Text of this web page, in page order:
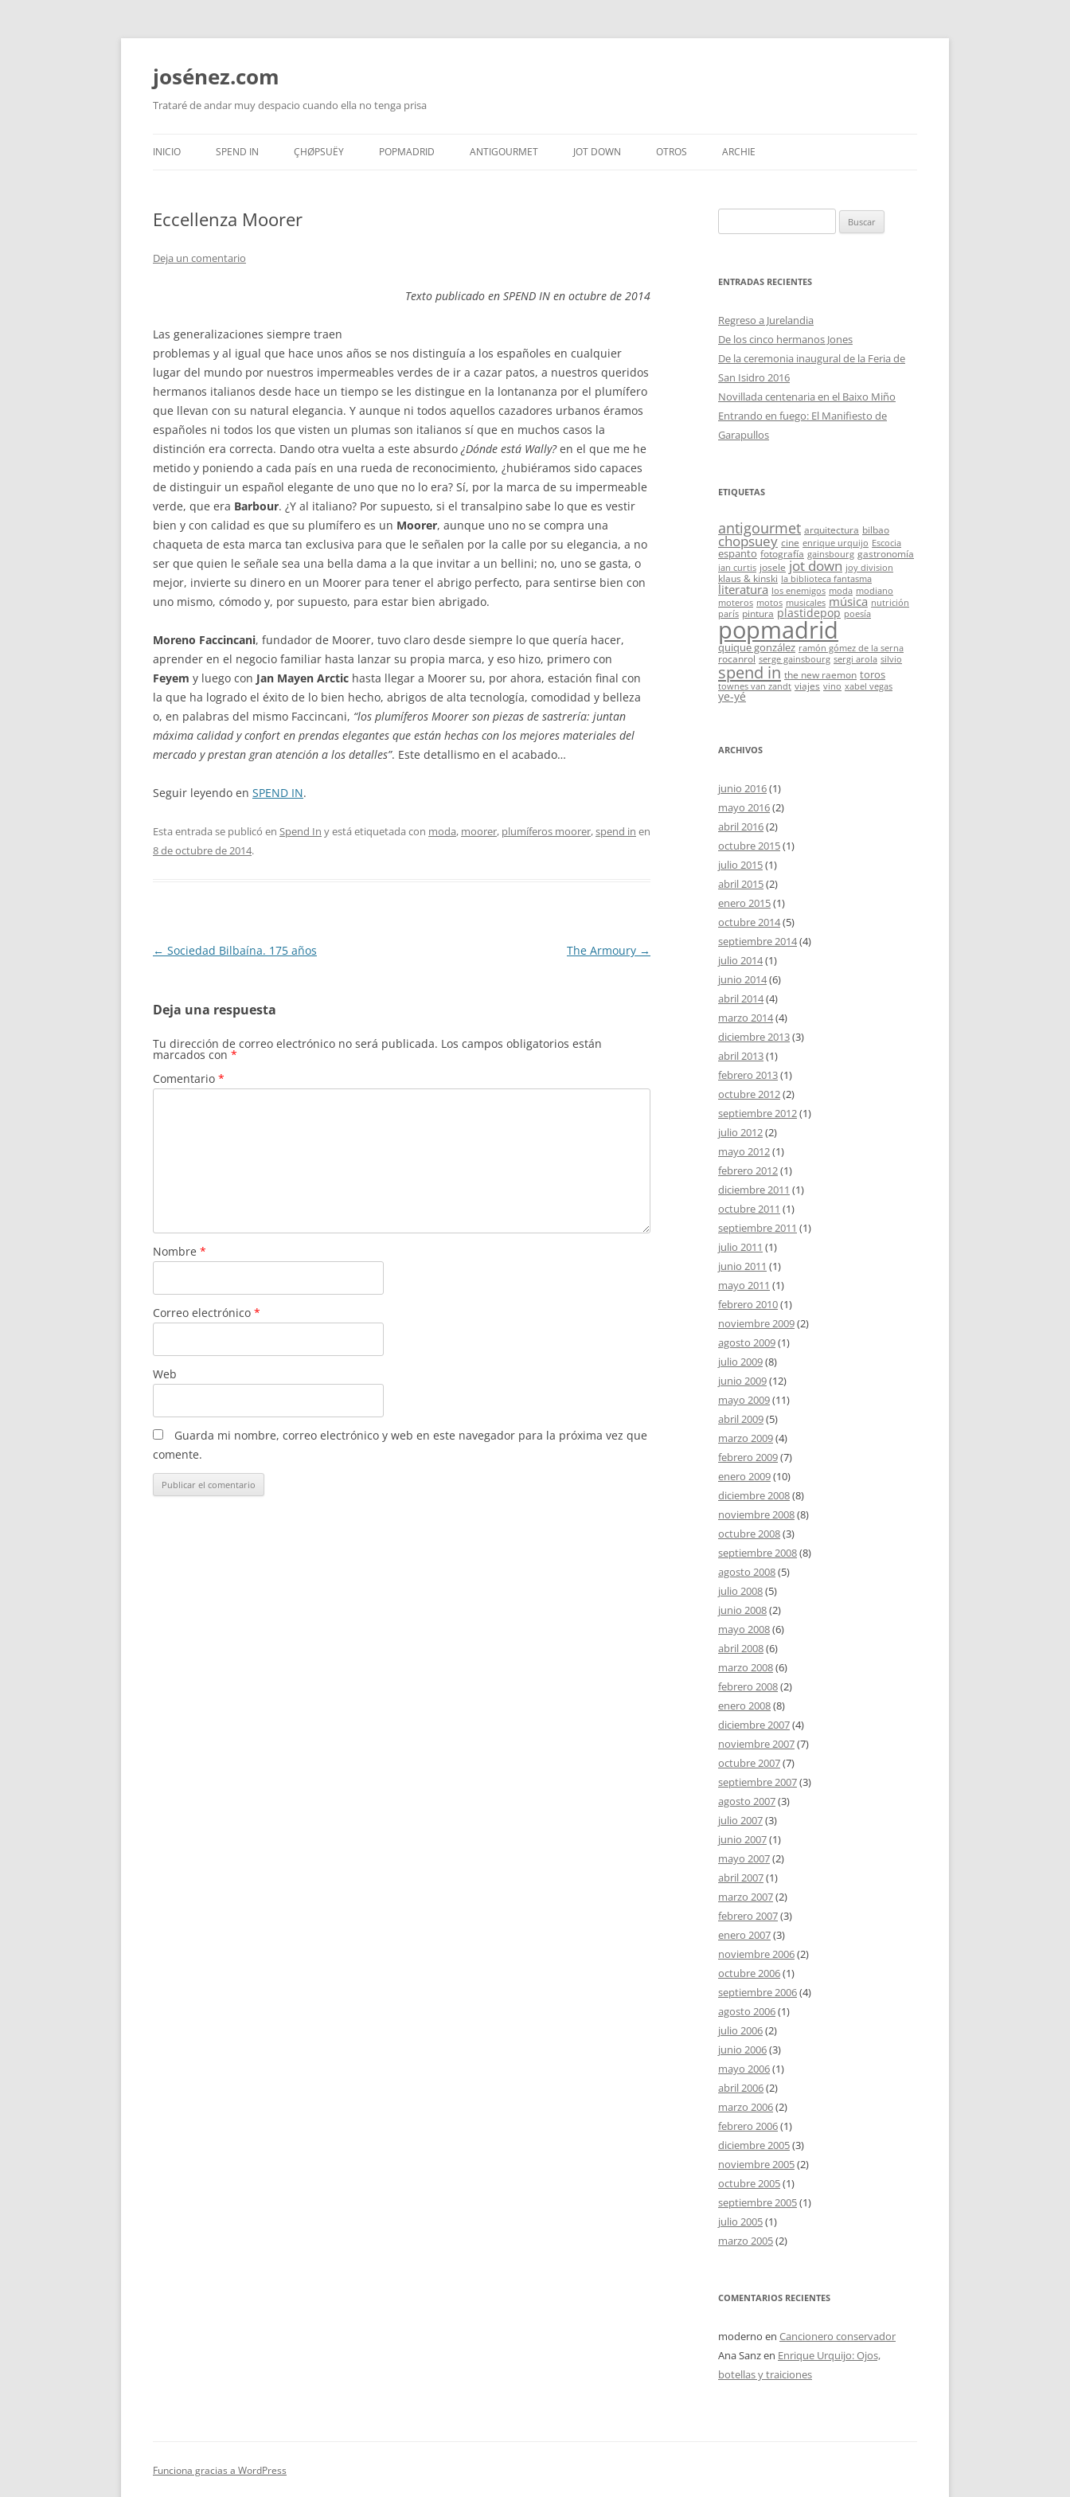
josénez.com
Trataré de andar muy despacio cuando ella no tenga prisa
al
contenido
INICIO SPEND IN ÇHØPSUËY POPMADRID ANTIGOURMET JOT DOWN OTROS ARCHIE
Eccellenza Moorer
Deja un comentario
Texto publicado en SPEND IN en octubre de 2014
Las generalizaciones siempre traen
problemas y al igual que hace unos años se nos distinguía a los españoles en cualquier
lugar del mundo por nuestros impermeables verdes de ir a cazar patos, a nuestros queridos
hermanos italianos desde hace un tiempo se les distingue en la lontananza por el plumífero
que llevan con su natural elegancia. Y aunque ni todos aquellos cazadores urbanos éramos
españoles ni todos los que visten un plumas son italianos sí que en muchos casos la
distinción era correcta. Dando otra vuelta a este absurdo ¿Dónde está Wally?en el que me he
metido y poniendo a cada país en una rueda de reconocimiento, ¿hubiéramos sido capaces
de distinguir un español elegante de uno que no lo era? Sí, por la marca de su impermeable
verde, que era Barbour. ¿Y al italiano? Por supuesto, si el transalpino sabe lo que es vestir
bien y con calidad es que su plumífero es un Moorer, aunque uno no se compra una
chaqueta de esta marca tan exclusiva para que le señalen por la calle por su elegancia, a no
ser que quien le señale sea una bella dama a la que invitar a un bellini; no, uno se gasta, o
mejor, invierte su dinero en un Moorer para tener el abrigo perfecto, para sentirse bien con
uno mismo, cómodo y, por supuesto, para estar bien abrigado.
Moreno Faccincani, fundador de Moorer, tuvo claro desde siempre lo que quería hacer,
aprender en el negocio familiar hasta lanzar su propia marca, y eso hizo, primero con
Feyem y luego con Jan Mayen Arctic hasta llegar a Moorer su, por ahora, estación final con
la que ha logrado el éxito de lo bien hecho, abrigos de alta tecnología, comodidad y belleza
o, en palabras del mismo Faccincani, “los plumíferos Moorer son piezas de sastrería: juntan
máxima calidad y confort en prendas elegantes que están hechas con los mejores materiales del
mercado y prestan gran atención a los detalles”. Este detallismo en el acabado…
Seguir leyendo en SPEND IN.
Esta entrada se publicó en Spend In y está etiquetada con moda, moorer, plumíferos moorer,spend in en
8 de octubre de 2014.
Navegación
← Sociedad Bilbaína. 175 años The Armoury →
Deja una respuesta
Tu dirección de correo electrónico no será publicada. Los campos obligatorios están
marcados con *
Comentario *
Nombre *
Correo electrónico *
Web
Guarda mi nombre, correo electrónico y web en este navegador para la próxima vez que
comente.
ENTRADAS RECIENTES
Regreso a Jurelandia
De los cinco hermanos Jones
De la ceremonia inaugural de la Feria de
San Isidro 2016
Novillada centenaria en el Baixo Miño
Entrando en fuego: El Manifiesto de
Garapullos
ETIQUETAS
antigourmet arquitectura bilbao
chopsuey cine enrique urquijo Escocia
espanto fotografía gainsbourg gastronomía
ian curtis josele jot down joy division
klaus & kinski la biblioteca fantasma
literatura los enemigos moda modiano
moteros motos musicales música nutrición
parís pintura plastidepop poesía
popmadrid
quique gonzález ramón gómez de la serna
rocanrol serge gainsbourg sergi arola silvio
spend in the new raemon toros
townes van zandt viajes vino xabel vegas
ye-yé
ARCHIVOS
junio 2016(1)
mayo 2016(2)
abril 2016(2)
octubre 2015(1)
julio 2015(1)
abril 2015(2)
enero 2015(1)
octubre 2014(5)
septiembre 2014(4)
julio 2014(1)
junio 2014(6)
abril 2014(4)
marzo 2014(4)
diciembre 2013(3)
abril 2013(1)
febrero 2013(1)
octubre 2012(2)
septiembre 2012(1)
julio 2012(2)
mayo 2012(1)
febrero 2012(1)
diciembre 2011 (1)
octubre 2011 (1)
septiembre 2011 (1)
julio 2011 (1)
junio 2011 (1)
mayo 2011 (1)
febrero 2010(1)
noviembre 2009(2)
agosto 2009(1)
julio 2009(8)
junio 2009(12)
mayo 2009(11)
abril 2009(5)
marzo 2009(4)
febrero 2009(7)
enero 2009(10)
diciembre 2008(8)
noviembre 2008(8)
octubre 2008(3)
septiembre 2008(8)
agosto 2008(5)
julio 2008(5)
junio 2008(2)
mayo 2008(6)
abril 2008(6)
marzo 2008(6)
febrero 2008(2)
enero 2008(8)
diciembre 2007(4)
noviembre 2007(7)
octubre 2007(7)
septiembre 2007(3)
agosto 2007(3)
julio 2007(3)
junio 2007(1)
mayo 2007(2)
abril 2007(1)
marzo 2007(2)
febrero 2007(3)
enero 2007(3)
noviembre 2006(2)
octubre 2006(1)
septiembre 2006(4)
agosto 2006(1)
julio 2006(2)
junio 2006(3)
mayo 2006(1)
abril 2006(2)
marzo 2006(2)
febrero 2006(1)
diciembre 2005(3)
noviembre 2005(2)
octubre 2005(1)
septiembre 2005(1)
julio 2005(1)
marzo 2005(2)
COMENTARIOS RECIENTES
moderno en Cancionero conservador
Ana Sanzen Enrique Urquijo: Ojos,
botellas y traiciones
Funciona gracias a WordPress